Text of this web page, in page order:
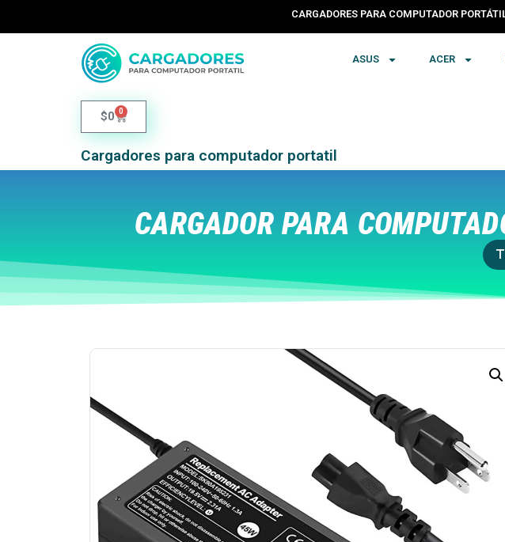
CARGADORES PARA COMPUTADOR PORTÁTIL,
ASUS ACER
$0 0
Cargadores para computador portatil
CARGADOR PARA